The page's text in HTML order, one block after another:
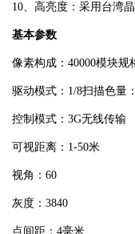
10、高亮度：采用台湾
基本参数
像素构成：40000模块规
驱动模式：1/8扫描色量
控制模式：3G无线传输
可视距离：1-50米
视角：60
灰度：3840
点间距：4毫米